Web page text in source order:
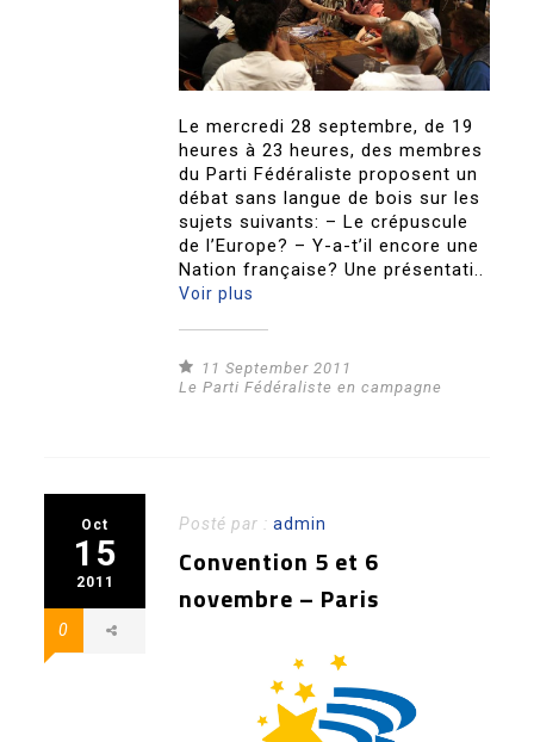
Le mercredi 28 septembre, de 19
heures à 23 heures, des membres
du Parti Fédéraliste proposent un
débat sans langue de bois sur les
sujets suivants: – Le crépuscule
de l’Europe? – Y-a-t’il encore une
Nation française? Une présentati..
Voir plus
11 September 2011
Le Parti Fédéraliste en campagne
Oct
15
2011
0
Posté par :admin
Convention 5 et 6
novembre – Paris